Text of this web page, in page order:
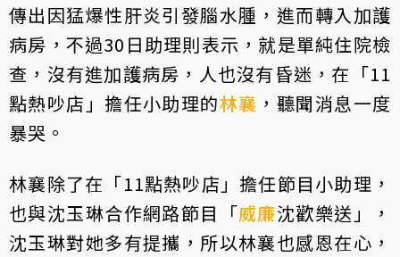
傳出因猛爆性肝炎引發腦水腫，進而轉入加護
病房，不過30日助理則表示，就是單純住院檢
查，沒有進加護病房，人也沒有昏迷，在「11
點熱吵店」擔任小助理的林襄 ，聽聞消息一度
暴哭。
林襄除了在「11點熱吵店」擔任節目小助理，
也與沈玉琳合作網路節目「威廉沈歡樂送」，
沈玉琳對她多有提攜，所以林襄也感恩在心，